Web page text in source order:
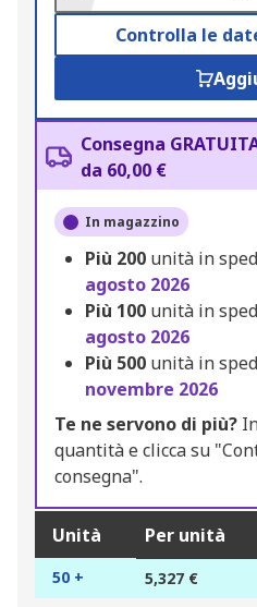
Controlla le
Consegna
da 60,00 €
In magazzino
Più 200 unità in
agosto 2026
Più 100 unità in
agosto 2026
Più 500 unità in
novembre 2026
Te ne servono di più?
quantità e clicca su
consegna".
Unità Per unità
50 + 5,327 €